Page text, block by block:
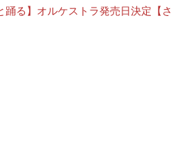
踊る】オルケストラ発売日決定【さ